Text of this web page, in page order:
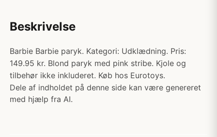
Beskrivelse
Barbie Barbie paryk. Kategori: Udklædning. Pris:
149.95 kr. Blond paryk med pink stribe. Kjole og
tilbehør ikke inkluderet. Køb hos Eurotoys.
Dele af indholdet på denne side kan være genereret
med hjælp fra AI.